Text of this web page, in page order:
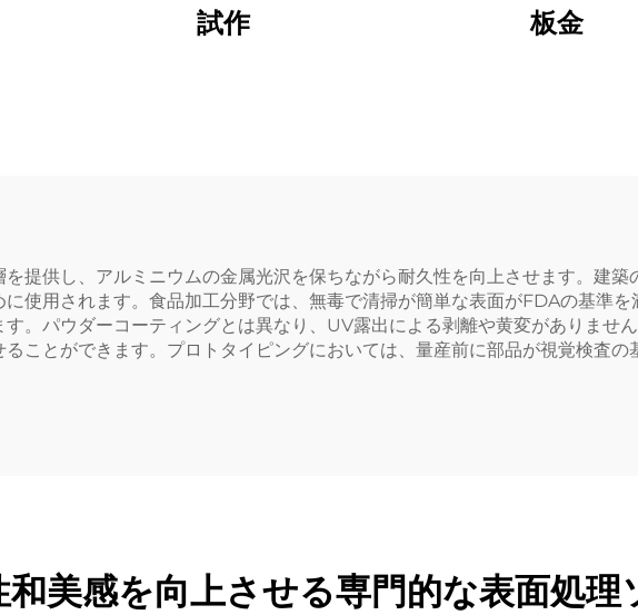
試作 板金
提供し、アルミニウムの金属光沢を保ちながら耐久性を向上させます。建
使用されます。食品加工分野では、無毒で清掃が簡単な表面がFDAの基準
。パウダーコーティングとは異なり、UV露出による剥離や黄変がありませ
ことができます。プロトタイピングにおいては、量産前に部品が視覚検査
和美感を向上させる専門的な表面処理